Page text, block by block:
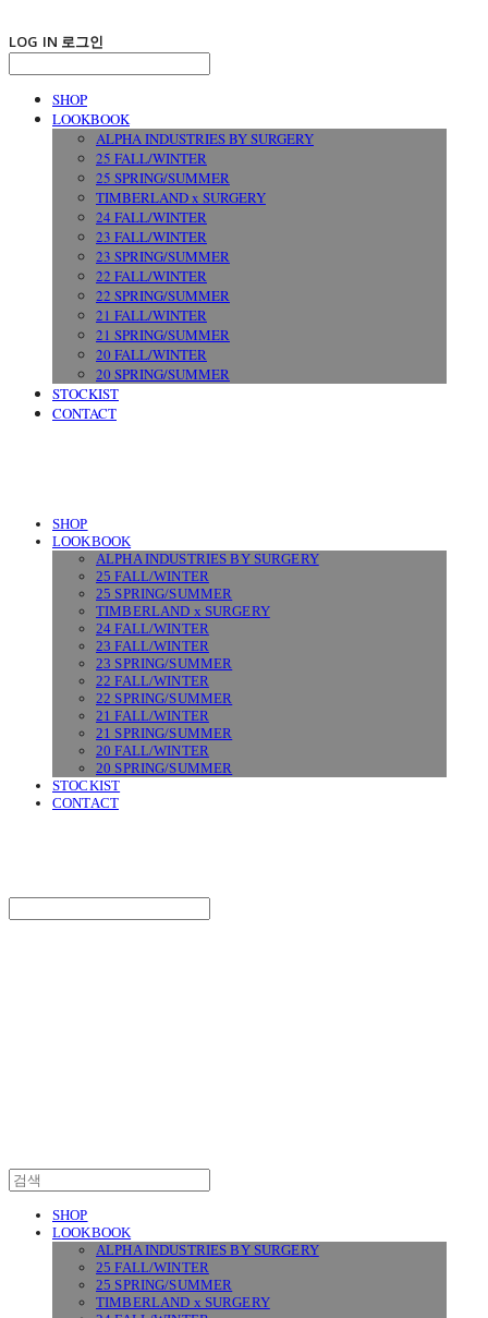
LOG IN 로그인
SHOP
LOOKBOOK
ALPHA INDUSTRIES BY SURGERY
25 FALL/WINTER
25 SPRING/SUMMER
TIMBERLAND x SURGERY
24 FALL/WINTER
23 FALL/WINTER
23 SPRING/SUMMER
22 FALL/WINTER
22 SPRING/SUMMER
21 FALL/WINTER
21 SPRING/SUMMER
20 FALL/WINTER
20 SPRING/SUMMER
STOCKIST
CONTACT
SHOP
LOOKBOOK
ALPHA INDUSTRIES BY SURGERY
25 FALL/WINTER
25 SPRING/SUMMER
TIMBERLAND x SURGERY
24 FALL/WINTER
23 FALL/WINTER
23 SPRING/SUMMER
22 FALL/WINTER
22 SPRING/SUMMER
21 FALL/WINTER
21 SPRING/SUMMER
20 FALL/WINTER
20 SPRING/SUMMER
STOCKIST
CONTACT
SHOP
LOOKBOOK
ALPHA INDUSTRIES BY SURGERY
25 FALL/WINTER
25 SPRING/SUMMER
TIMBERLAND x SURGERY